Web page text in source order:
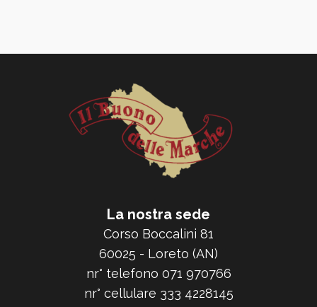
La nostra sede
Corso Boccalini 81
60025 - Loreto (AN)
nr° telefono 071 970766
nr° cellulare 333 4228145